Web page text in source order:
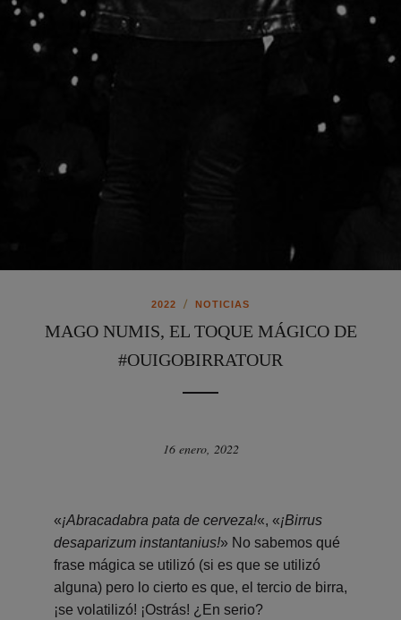
2022 / NOTICIAS
MAGO NUMIS, EL TOQUE MÁGICO DE
#OUIGOBIRRATOUR
16 enero, 2022
«¡Abracadabra pata de cerveza!«, «¡Birrus
desaparizum instantanius!» No sabemos qué
frase mágica se utilizó (si es que se utilizó
alguna) pero lo cierto es que, el tercio de birra,
¡se volatilizó! ¡Ostrás! ¿En serio?